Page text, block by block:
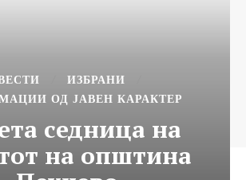
ИЗБРАНИ
ОД ЈАВЕН КАРАКТЕР
седница на
на општина